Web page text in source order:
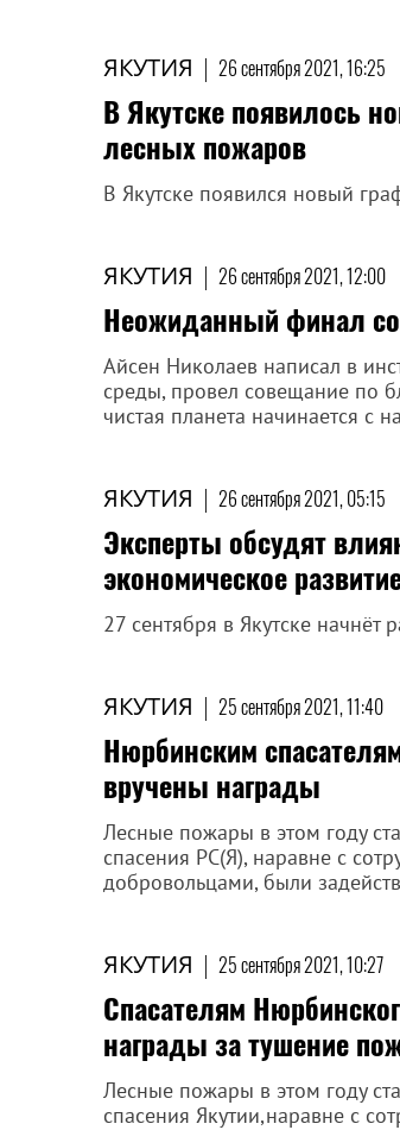
ЯКУТИЯ | 26 сентября 2021, 16:25
В Якутске появилось
лесных пожаров
В Якутске появился новый
ЯКУТИЯ | 26 сентября 2021, 12:00
Неожиданный финал
Айсен Николаев написал в
среды, провел совещание по
чистая планета начинается с
ЯКУТИЯ | 26 сентября 2021, 05:15
Эксперты обсудят
экономическое
27 сентября в Якутске
ЯКУТИЯ | 25 сентября 2021, 11:40
Нюрбинским
вручены награды
Лесные пожары в этом году
спасения РС(Я), наравне с
добровольцами, были
ЯКУТИЯ | 25 сентября 2021, 10:27
Спасателям
награды за тушение
Лесные пожары в этом году
спасения Якутии,наравне с